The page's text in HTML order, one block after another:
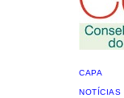
CAPA
NOTÍCIAS